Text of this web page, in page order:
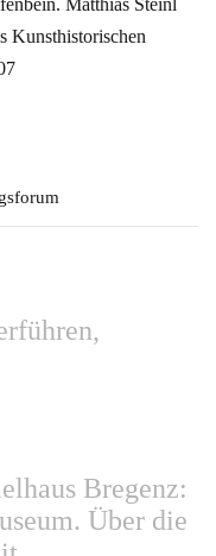
Matthias Steinl
Kunsthistorischen
Bregenz:
Über die